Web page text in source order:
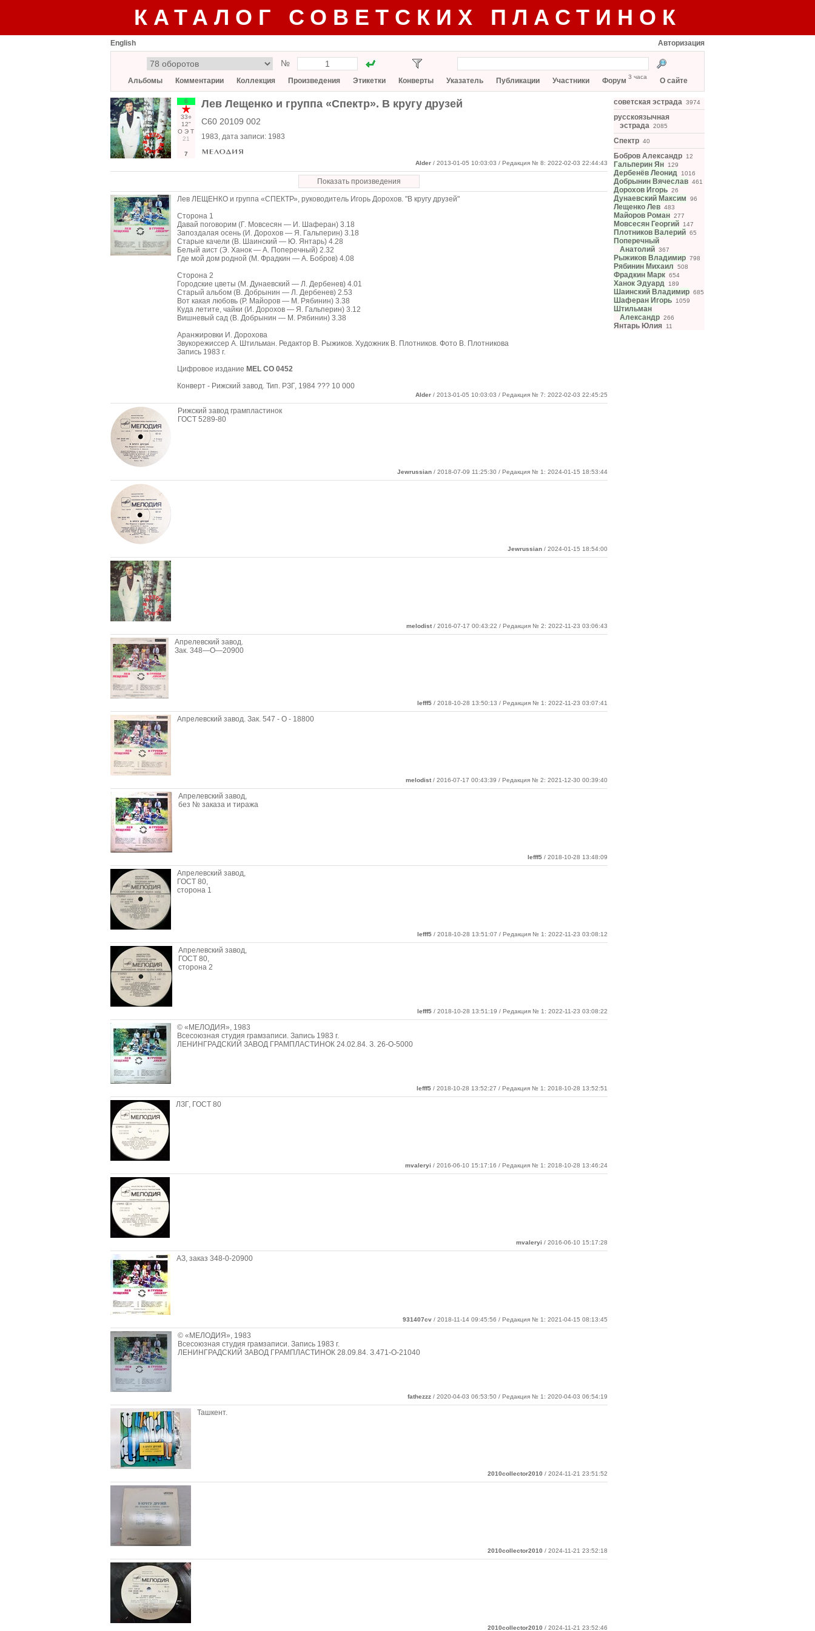
КАТАЛОГ СОВЕТСКИХ ПЛАСТИНОК
English Авторизация
№
Альбомы Комментарии Коллекция Произведения Этикетки Конверты Указатель Публикации Участники Форум 3 часа О сайте
6
33○
12"
О Э Т
21
7
Лев Лещенко и группа «Спектр». В кругу друзей
С60 20109 002
1983, дата записи: 1983
Alder / 2013-01-05 10:03:03 / Редакция № 8: 2022-02-03 22:44:43
Показать произведения
Лев ЛЕЩЕНКО и группа «СПЕКТР», руководитель Игорь Дорохов. "В кругу друзей"
Сторона 1
Давай поговорим (Г. Мовсесян — И. Шаферан) 3.18
Запоздалая осень (И. Дорохов — Я. Гальперин) 3.18
Старые качели (В. Шаинский — Ю. Янтарь) 4.28
Белый аист (Э. Ханок — А. Поперечный) 2.32
Где мой дом родной (М. Фрадкин — А. Бобров) 4.08
Сторона 2
Городские цветы (М. Дунаевский — Л. Дербенев) 4.01
Старый альбом (В. Добрынин — Л. Дербенев) 2.53
Вот какая любовь (Р. Майоров — М. Рябинин) 3.38
Куда летите, чайки (И. Дорохов — Я. Гальперин) 3.12
Вишневый сад (В. Добрынин — М. Рябинин) 3.38
Аранжировки И. Дорохова
Звукорежиссер А. Штильман. Редактор В. Рыжиков. Художник В. Плотников. Фото В. Плотникова
Запись 1983 г.
Цифровое издание MEL CO 0452
Конверт - Рижский завод. Тип. РЗГ, 1984 ??? 10 000
Alder / 2013-01-05 10:03:03 / Редакция № 7: 2022-02-03 22:45:25
Рижский завод грампластинок
ГОСТ 5289-80
Jewrussian / 2018-07-09 11:25:30 / Редакция № 1: 2024-01-15 18:53:44
Jewrussian / 2024-01-15 18:54:00
melodist / 2016-07-17 00:43:22 / Редакция № 2: 2022-11-23 03:06:43
Апрелевский завод.
Зак. 348—О—20900
lefff5 / 2018-10-28 13:50:13 / Редакция № 1: 2022-11-23 03:07:41
Апрелевский завод. Зак. 547 - О - 18800
melodist / 2016-07-17 00:43:39 / Редакция № 2: 2021-12-30 00:39:40
Апрелевский завод,
без № заказа и тиража
lefff5 / 2018-10-28 13:48:09
Апрелевский завод,
ГОСТ 80,
сторона 1
lefff5 / 2018-10-28 13:51:07 / Редакция № 1: 2022-11-23 03:08:12
Апрелевский завод,
ГОСТ 80,
сторона 2
lefff5 / 2018-10-28 13:51:19 / Редакция № 1: 2022-11-23 03:08:22
© «МЕЛОДИЯ», 1983
Всесоюзная студия грамзаписи. Запись 1983 г.
ЛЕНИНГРАДСКИЙ ЗАВОД ГРАМПЛАСТИНОК 24.02.84. З. 26-О-5000
lefff5 / 2018-10-28 13:52:27 / Редакция № 1: 2018-10-28 13:52:51
ЛЗГ, ГОСТ 80
mvaleryi / 2016-06-10 15:17:16 / Редакция № 1: 2018-10-28 13:46:24
mvaleryi / 2016-06-10 15:17:28
АЗ, заказ 348-0-20900
931407cv / 2018-11-14 09:45:56 / Редакция № 1: 2021-04-15 08:13:45
© «МЕЛОДИЯ», 1983
Всесоюзная студия грамзаписи. Запись 1983 г.
ЛЕНИНГРАДСКИЙ ЗАВОД ГРАМПЛАСТИНОК 28.09.84. З.471-О-21040
fathezzz / 2020-04-03 06:53:50 / Редакция № 1: 2020-04-03 06:54:19
Ташкент.
2010collector2010 / 2024-11-21 23:51:52
2010collector2010 / 2024-11-21 23:52:18
2010collector2010 / 2024-11-21 23:52:46
советская эстрада 3974
русскоязычная
эстрада 2085
Спектр 40
Бобров Александр 12
Гальперин Ян 129
Дербенёв Леонид 1016
Добрынин Вячеслав 461
Дорохов Игорь 26
Дунаевский Максим 96
Лещенко Лев 483
Майоров Роман 277
Мовсесян Георгий 147
Плотников Валерий 65
Поперечный
Анатолий 367
Рыжиков Владимир 798
Рябинин Михаил 508
Фрадкин Марк 654
Ханок Эдуард 189
Шаинский Владимир 685
Шаферан Игорь 1059
Штильман
Александр 266
Янтарь Юлия 11